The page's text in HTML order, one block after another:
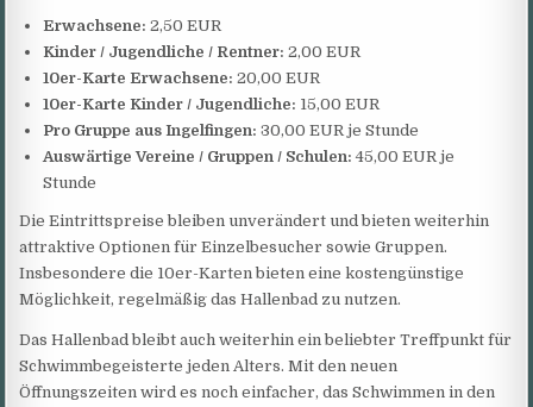
Erwachsene: 2,50 EUR
Kinder / Jugendliche / Rentner: 2,00 EUR
10er-Karte Erwachsene: 20,00 EUR
10er-Karte Kinder / Jugendliche: 15,00 EUR
Pro Gruppe aus Ingelfingen: 30,00 EUR je Stunde
Auswärtige Vereine / Gruppen / Schulen: 45,00 EUR je
Stunde
Die Eintrittspreise bleiben unverändert und bieten weiterhin
attraktive Optionen für Einzelbesucher sowie Gruppen.
Insbesondere die 10er-Karten bieten eine kostengünstige
Möglichkeit, regelmäßig das Hallenbad zu nutzen.
Das Hallenbad bleibt auch weiterhin ein beliebter Treffpunkt für
Schwimmbegeisterte jeden Alters. Mit den neuen
Öffnungszeiten wird es noch einfacher, das Schwimmen in den